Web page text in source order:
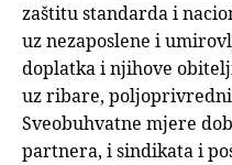
zaštitu standarda i
uz nezaposlene i
doplatka i njihove
uz ribare,
Sveobuhvatne mjere
partnera, i sindikata i